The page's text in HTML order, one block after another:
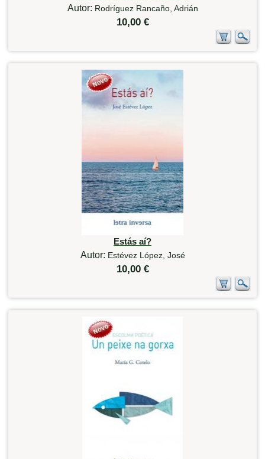
Autor: Rodríguez Rancaño, Adrián
10,00 €
Estás aí?
Autor: Estévez López, José
10,00 €